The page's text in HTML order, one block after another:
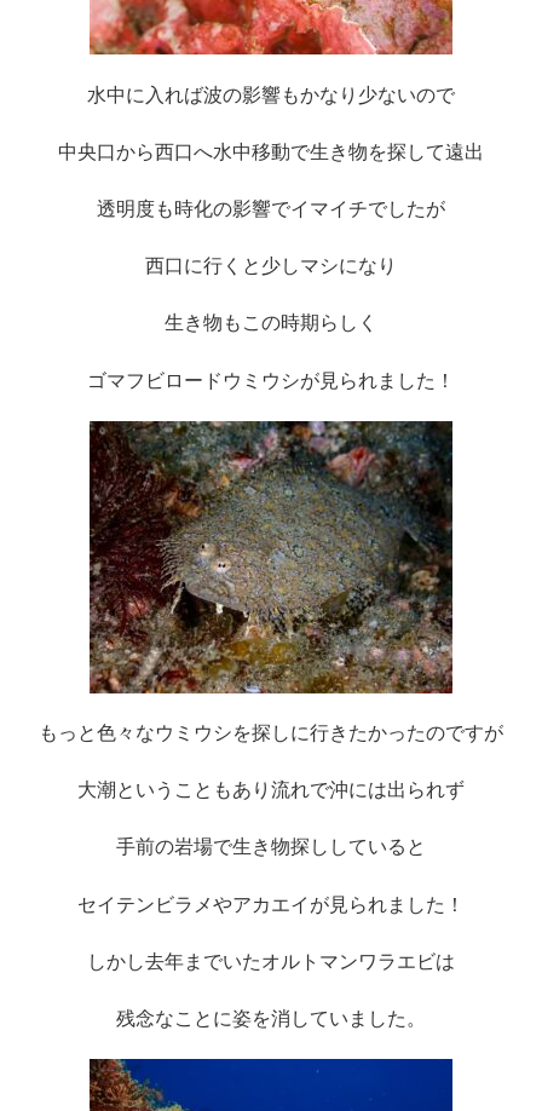
水中に入れば波の影響もかなり少ないので
中央口から西口へ水中移動で生き物を探して遠出
透明度も時化の影響でイマイチでしたが
西口に行くと少しマシになり
生き物もこの時期らしく
ゴマフビロードウミウシが見られました！
もっと色々なウミウシを探しに行きたかったのですが
大潮ということもあり流れで沖には出られず
手前の岩場で生き物探ししていると
セイテンビラメやアカエイが見られました！
しかし去年までいたオルトマンワラエビは
残念なことに姿を消していました。